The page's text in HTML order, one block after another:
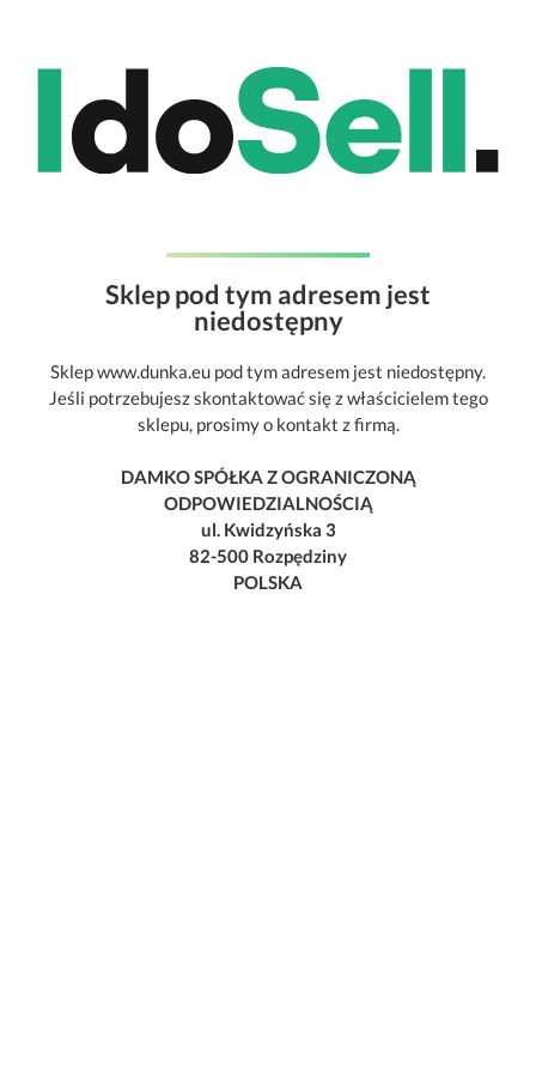
Sklep pod tym adresem jest
niedostępny
Sklep www.dunka.eu pod tym adresem jest niedostępny.
Jeśli potrzebujesz skontaktować się z właścicielem tego
sklepu, prosimy o kontakt z firmą.
DAMKO SPÓŁKA Z OGRANICZONĄ
ODPOWIEDZIALNOŚCIĄ
ul. Kwidzyńska 3
82-500 Rozpędziny
POLSKA